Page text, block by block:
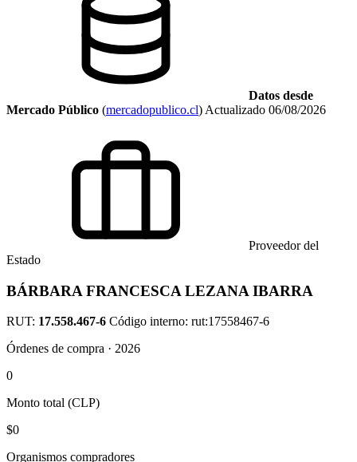
Datos desde
Mercado Público (mercadopublico.cl) Actualizado 06/08/2026
Proveedor del
Estado
BÁRBARA FRANCESCA LEZANA IBARRA
RUT: 17.558.467-6 Código interno: rut:17558467-6
Órdenes de compra · 2026
0
Monto total (CLP)
$0
Organismos compradores